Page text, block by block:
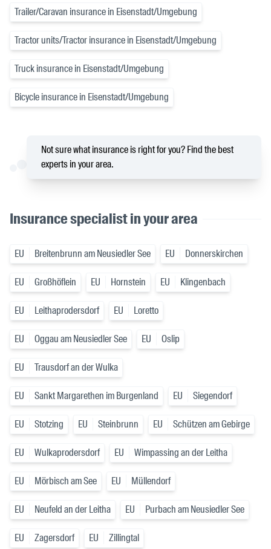
Trailer/Caravan insurance in Eisenstadt/Umgebung
Tractor units/Tractor insurance in Eisenstadt/Umgebung
Truck insurance in Eisenstadt/Umgebung
Bicycle insurance in Eisenstadt/Umgebung
Not sure what insurance is right for you? Find the best
experts in your area.
Insurance specialist in your area
EU Breitenbrunn am Neusiedler See EU Donnerskirchen
EU Großhöflein EU Hornstein EU Klingenbach
EU Leithaprodersdorf EU Loretto
EU Oggau am Neusiedler See EU Oslip
EU Trausdorf an der Wulka
EU Sankt Margarethen im Burgenland EU Siegendorf
EU Stotzing EU Steinbrunn EU Schützen am Gebirge
EU Wulkaprodersdorf EU Wimpassing an der Leitha
EU Mörbisch am See EU Müllendorf
EU Neufeld an der Leitha EU Purbach am Neusiedler See
EU Zagersdorf EU Zillingtal